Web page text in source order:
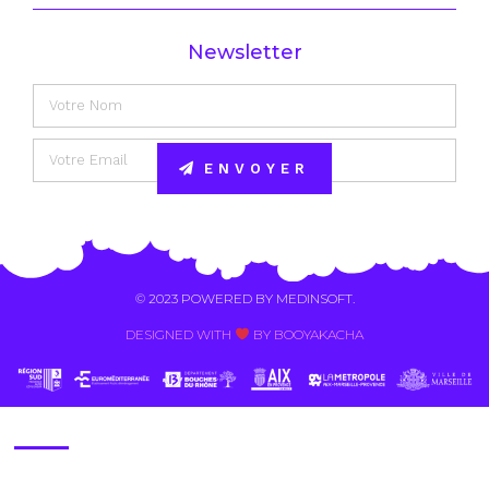
Newsletter
ENVOYER
© 2023 POWERED BY MEDINSOFT.
DESIGNED WITH BY BOOYAKACHA​